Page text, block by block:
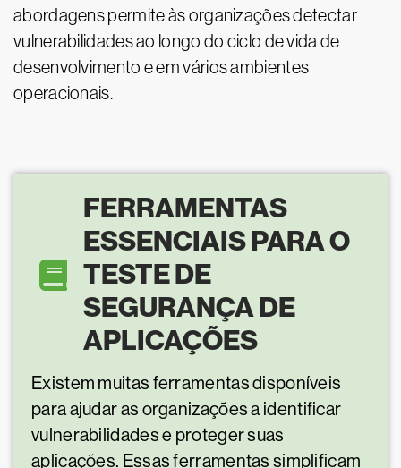
abordagens permite às organizações detectar
vulnerabilidades ao longo do ciclo de vida de
desenvolvimento e em vários ambientes
operacionais.
FERRAMENTAS
ESSENCIAIS PARA O
TESTE DE
SEGURANÇA DE
APLICAÇÕES
Existem muitas ferramentas disponíveis
para ajudar as organizações a identificar
vulnerabilidades e proteger suas
aplicações. Essas ferramentas simplificam